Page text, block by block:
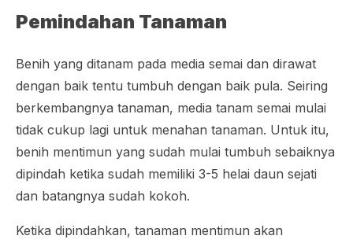
Pemindahan Tanaman
Benih yang ditanam pada media semai dan dirawat
dengan baik tentu tumbuh dengan baik pula. Seiring
berkembangnya tanaman, media tanam semai mulai
tidak cukup lagi untuk menahan tanaman. Untuk itu,
benih mentimun yang sudah mulai tumbuh sebaiknya
dipindah ketika sudah memiliki 3-5 helai daun sejati
dan batangnya sudah kokoh.
Ketika dipindahkan, tanaman mentimun akan